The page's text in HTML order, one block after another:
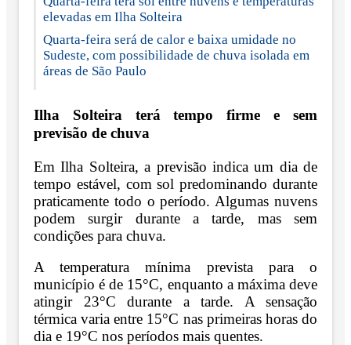
elevadas em Ilha Solteira
Quarta-feira será de calor e baixa umidade no
Sudeste, com possibilidade de chuva isolada em
áreas de São Paulo
Ilha Solteira terá tempo firme e sem
previsão de chuva
Em Ilha Solteira, a previsão indica um dia de
tempo estável, com sol predominando durante
praticamente todo o período. Algumas nuvens
podem surgir durante a tarde, mas sem
condições para chuva.
A temperatura mínima prevista para o
município é de 15°C, enquanto a máxima deve
atingir 23°C durante a tarde. A sensação
térmica varia entre 15°C nas primeiras horas do
dia e 19°C nos períodos mais quentes.